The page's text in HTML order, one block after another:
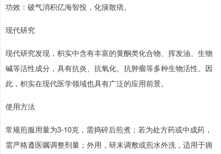
功效：破气消积亿海智投，化痰散痞。
现代研究
现代研究发现，枳实中含有丰富的黄酮类化合物、挥发油、生物
碱等活性成分，具有抗炎、抗氧化、抗肿瘤等多种生物活性。因
此，枳实在现代医学领域也具有广泛的应用前景。
使用方法
常规煎服用量为3-10克，需捣碎后煎煮；若为处方药或中成药，
需严格遵医嘱调整剂量；外用，研末调敷或煎水外洗，适用于痈